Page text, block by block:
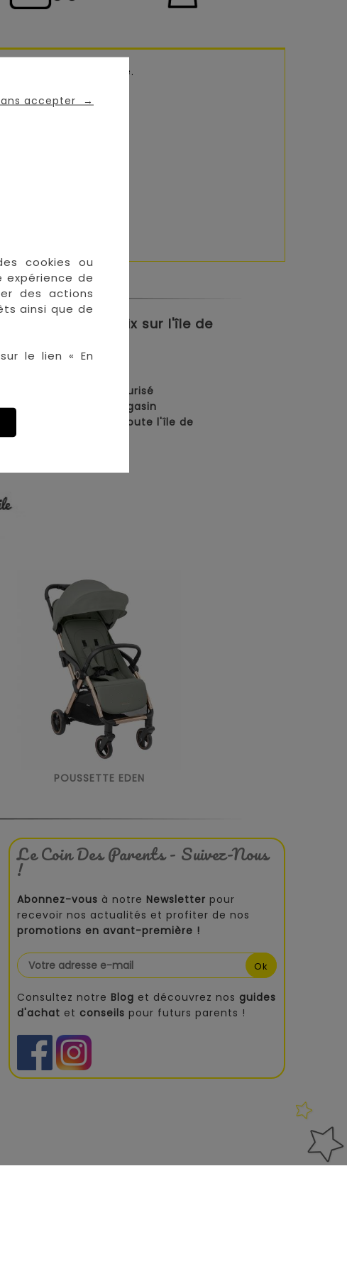
accepter →
cookies ou
expérience de
des actions
ainsi que de
le lien « En
Sophie la Girage.
et son écoute.
aux meilleurs prix sur l'île de
• Paiement sécurisé
• Retrait en magasin
• Livraison sur toute l'île de
POUSSETTE EDEN
Le Coin Des Parents - Suivez-Nous
!
Abonnez-vous à notre Newsletter pour
recevoir nos actualités et profiter de nos
promotions en avant-première !
Consultez notre Blog et découvrez nos guides
d'achat et conseils pour futurs parents !